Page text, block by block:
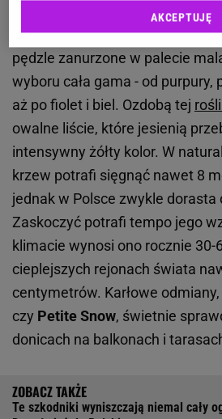
października, a czasem nawet
płatki o pofałdowanych
pędzle zanurzone w palecie
wyboru cała gama - od purpury,
aż po fiolet i biel. Ozdobą tej
owalne liście, które jesienią
intensywny żółty kolor. W
krzew potrafi sięgnąć nawet 8
jednak w Polsce zwykle dorasta
Zaskoczyć potrafi tempo jego
klimacie wynosi ono rocznie 30-
cieplejszych rejonach świata
centymetrów. Karłowe
czy Petite Snow, świetnie
donicach na balkonach i
Te szkodniki wyniszczają niemal cały
AKCEPTUJĘ